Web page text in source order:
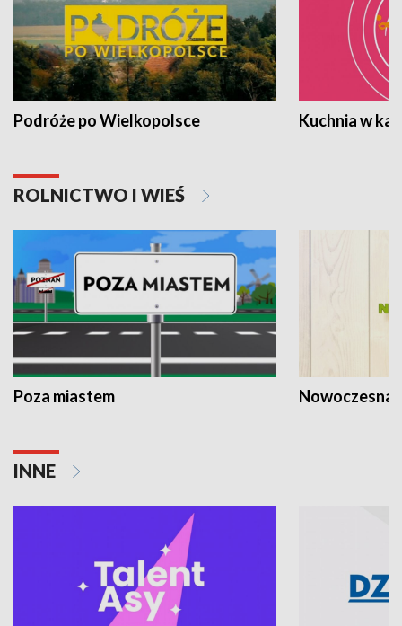
Podróże po Wielkopolsce Kuchnia w
ROLNICTWO I WIEŚ
Poza miastem Nowoczesna
INNE